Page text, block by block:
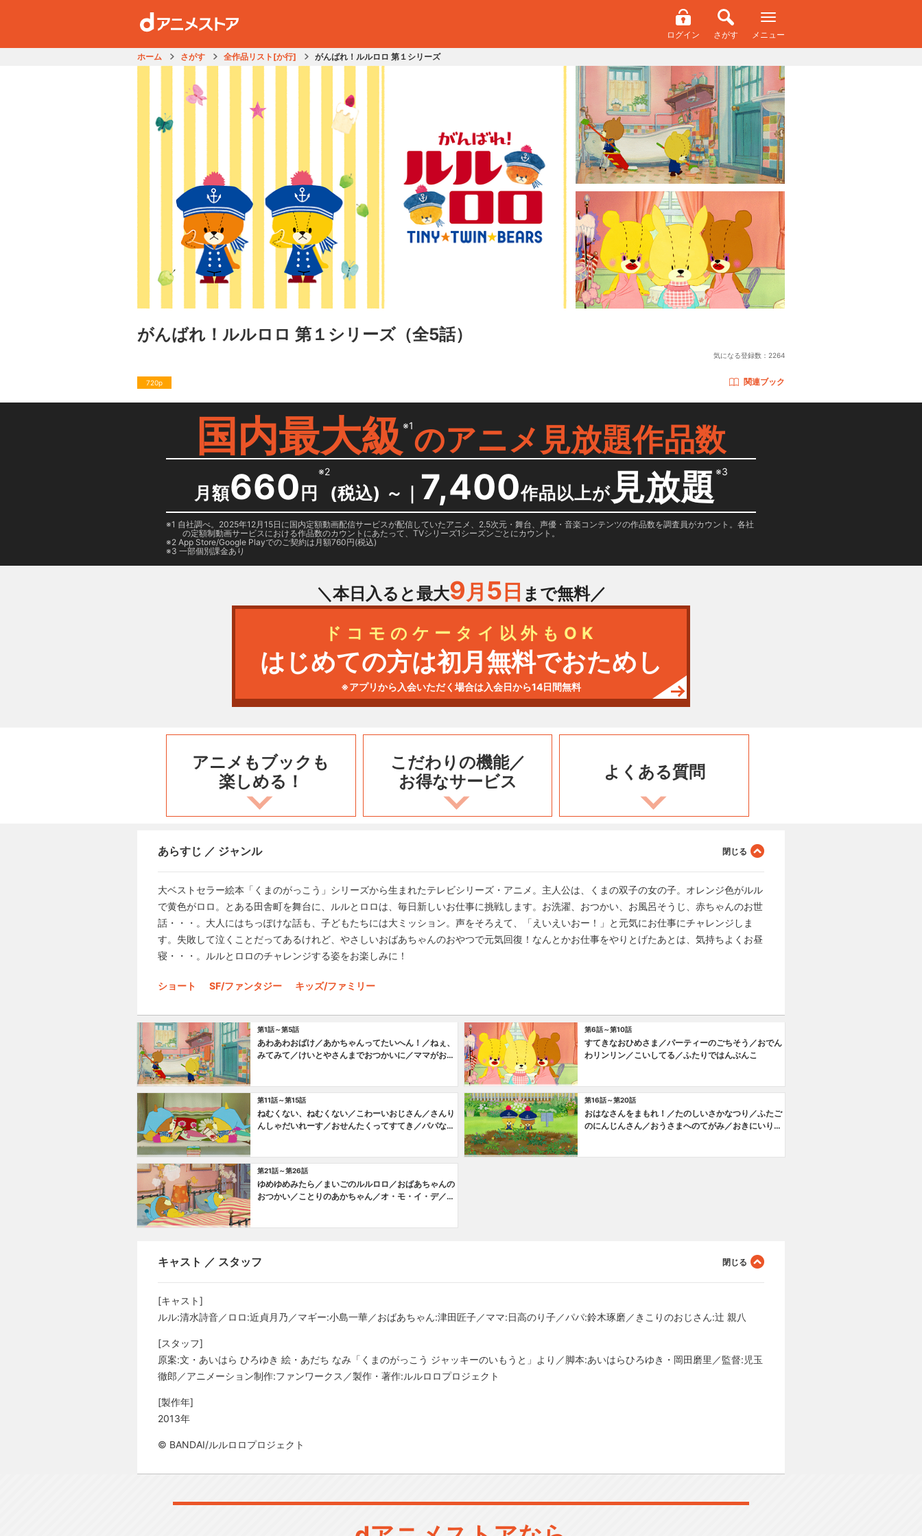
ログイン さがす メニュー
ホーム さがす 全作品リスト[か行] がんばれ！ルルロロ 第１シリーズ
がんばれ！ルルロロ 第１シリーズ（全5話）
気になる登録数： 2264
720p 関連ブック
国内最大級 ※1のアニメ見放題作品数
月額660 円
※2
(税込) ～ ｜ 7,400作品以上が 見放題※3
1 自社調べ。2025年12月15日に国内定額動画配信サービスが配信していたアニメ、2.5次元・舞台、声優・音楽コンテンツの作品数を調査員がカウント。各社
の定額制動画サービスにおける作品数のカウントにあたって、TVシリーズ1シーズンごとにカウント。
2 App Store/Google Playでのご契約は月額760円(税込)
3 一部個別課金あり
＼本日入ると最大9月 5 日 まで無料／
ドコモのケータイ以外もOK
はじめての方は初月無料でおためし
※アプリから入会いただく場合は入会日から14日間無料
アニメもブックも
楽しめる！
こだわりの機能／
お得なサービス
よくある質問
あらすじ ／ ジャンル
大ベストセラー絵本「くまのがっこう」シリーズから生まれたテレビシリーズ・アニメ。主人公は、くまの双子の女の子。オレンジ色がルル
で黄色がロロ。とある田舎町を舞台に、ルルとロロは、毎日新しいお仕事に挑戦します。お洗濯、おつかい、お風呂そうじ、赤ちゃんのお世
話・・・。大人にはちっぽけな話も、子どもたちには大ミッション。声をそろえて、「えいえいおー！」と元気にお仕事にチャレンジしま
す。失敗して泣くことだってあるけれど、やさしいおばあちゃんのおやつで元気回復！なんとかお仕事をやりとげたあとは、気持ちよくお昼
寝・・・。ルルとロロのチャレンジする姿をお楽しみに！
ショート SF/ファンタジー キッズ/ファミリー
第1話～第5話
あわあわおばけ／あかちゃんってたいへん！／ねぇ、
みてみて／けいとやさんまでおつかいに／ママがおね
第6話～第10話
すてきなおひめさま／パーティーのごちそう／おでん
わリンリン／こいしてる／ふたりではんぶんこ
第11話～第15話
ねむくない、ねむくない／こわーいおじさん／さんり
んしゃだいれーす／おせんたくってすてき／パパなん
第16話～第20話
おはなさんをまもれ！／たのしいさかなつり／ふたご
のにんじんさん／おうさまへのてがみ／おきにいりの
第21話～第26話
ゆめゆめみたら／まいごのルルロロ／おばあちゃんの
おつかい／ことりのあかちゃん／オ・モ・イ・デ／も
キャスト ／ スタッフ
[キャスト]
ルル:清水詩音／ロロ:近貞月乃／マギー:小島一華／おばあちゃん:津田匠子／ママ:日高のり子／パパ:鈴木琢磨／きこりのおじさん:辻 親八
[スタッフ]
原案:文・あいはら ひろゆき 絵・あだち なみ「くまのがっこう ジャッキーのいもうと」より／脚本:あいはらひろゆき・岡田磨里／監督:児玉
徹郎／アニメーション制作:ファンワークス／製作・著作:ルルロロプロジェクト
[製作年]
2013年
© BANDAI/ルルロロプロジェクト